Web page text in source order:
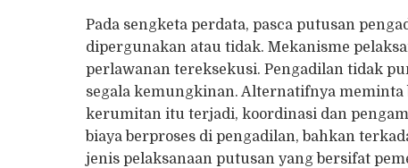
Pada sengketa perdata, pasca putusan
dipergunakan atau tidak. Mekanisme
perlawanan tereksekusi. Pengadilan tidak
segala kemungkinan. Alternatifnya
kerumitan itu terjadi, koordinasi dan
biaya berproses di pengadilan, bahkan
jenis pelaksanaan putusan yang bersifat